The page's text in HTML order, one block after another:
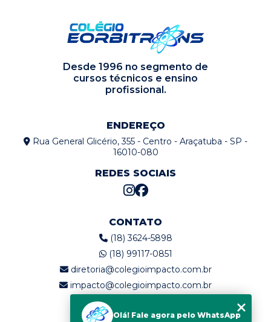
Desde 1996 no segmento de
cursos técnicos e ensino
profissional.
ENDEREÇO
Rua General Glicério, 355 - Centro - Araçatuba - SP -
16010-080
REDES SOCIAIS
CONTATO
(18) 3624-5898
(18) 99117-0851
diretoria@colegioimpacto.com.br
impacto@colegioimpacto.com.br
Olá! Fale agora pelo WhatsApp